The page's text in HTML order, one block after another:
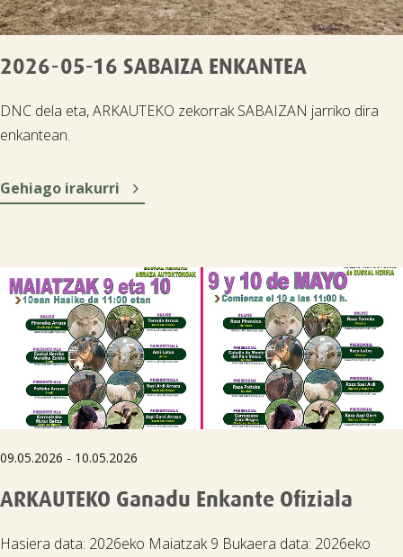

2026-05-16 SABAIZA ENKANTEA
DNC dela eta, ARKAUTEKO zekorrak SABAIZAN jarriko dira
enkantean.
Gehiago irakurri 
09.05.2026 - 10.05.2026
ARKAUTEKO Ganadu Enkante Ofiziala
Hasiera data: 2026eko Maiatzak 9 Bukaera data: 2026eko